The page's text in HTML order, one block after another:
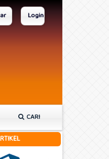
CARI
Login